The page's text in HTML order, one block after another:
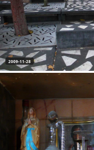
2009-11-28